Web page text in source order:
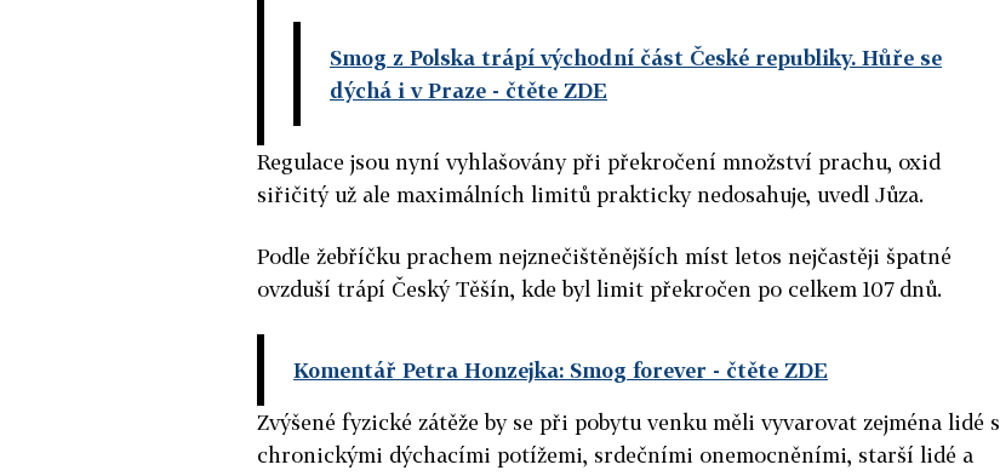
Smog z Polska trápí východní část České republiky. Hůře se
dýchá i v Praze - čtěte ZDE
Regulace jsou nyní vyhlašovány při překročení množství prachu, oxid
siřičitý už ale maximálních limitů prakticky nedosahuje, uvedl Jůza.
Podle žebříčku prachem nejznečištěnějších míst letos nejčastěji špatné
ovzduší trápí Český Těšín, kde byl limit překročen po celkem 107 dnů.
Komentář Petra Honzejka: Smog forever - čtěte ZDE
Zvýšené fyzické zátěže by se při pobytu venku měli vyvarovat zejména lidé s
chronickými dýchacími potížemi, srdečními onemocněními, starší lidé a